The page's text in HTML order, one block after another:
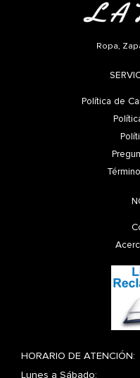
Ropa,
Política de
HORARIO DE ATENCIÓN:
Lunes a Sábado: